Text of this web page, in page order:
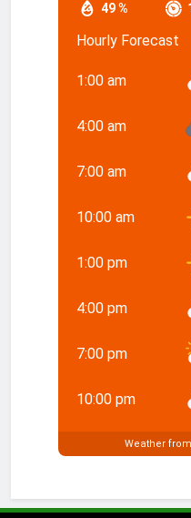
49 %
Hourly Forecast
1:00 am
4:00 am
7:00 am
10:00 am
1:00 pm
4:00 pm
7:00 pm
10:00 pm
Weather